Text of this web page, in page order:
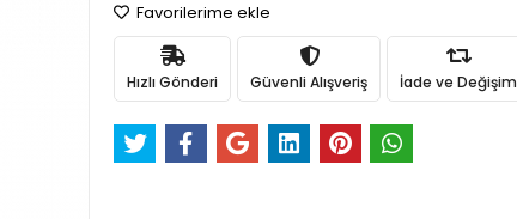
Favorilerime ekle
Hızlı Gönderi Güvenli Alışveriş İade ve Değişim